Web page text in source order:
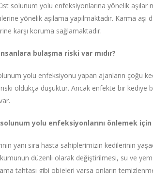
solunum yolu enfeksiyonlarına yönelik
yönelik aşılama yapılmaktadır. Karma aşı
karşı koruma sağlamaktadır.
bulaşma riski var mıdır?
yolu enfeksiyonu yapan ajanların çoğu
oldukça düşüktür. Ancak enfekte bir kediye
yolu enfeksiyonlarını önlemek için
yanı sıra hasta sahiplerimizin kedilerinin
düzenli olarak değiştirilmesi, su ve
tahtası gibi objeleri varsa onların